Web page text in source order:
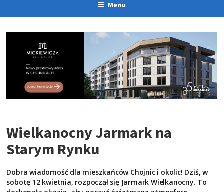
Menu
Wielkanocny Jarmark na
Starym Rynku
Dobra wiadomość dla mieszkańców Chojnic i okolic! Dziś, w
sobotę 12 kwietnia, rozpoczął się Jarmark Wielkanocny. To